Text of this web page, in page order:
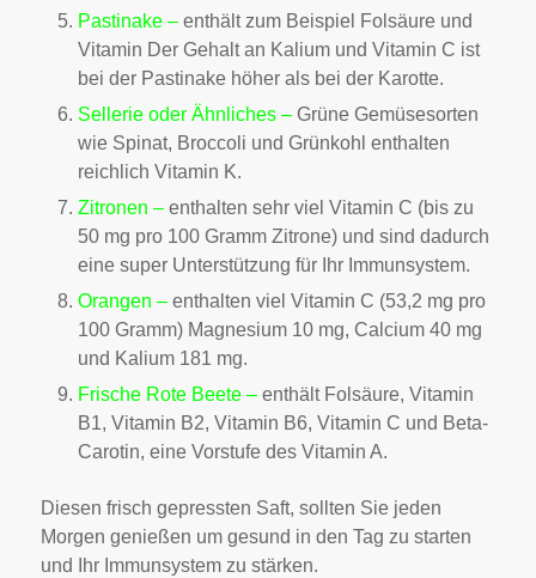
Pastinake – enthält zum Beispiel Folsäure und
Vitamin Der Gehalt an Kalium und Vitamin C ist
bei der Pastinake höher als bei der Karotte.
Sellerie oder Ähnliches – Grüne Gemüsesorten
wie Spinat, Broccoli und Grünkohl enthalten
reichlich Vitamin K.
Zitronen – enthalten sehr viel Vitamin C (bis zu
50 mg pro 100 Gramm Zitrone) und sind dadurch
eine super Unterstützung für Ihr Immunsystem.
Orangen – enthalten viel Vitamin C (53,2 mg pro
100 Gramm) Magnesium 10 mg, Calcium 40 mg
und Kalium 181 mg.
Frische Rote Beete – enthält Folsäure, Vitamin
B1, Vitamin B2, Vitamin B6, Vitamin C und Beta-
Carotin, eine Vorstufe des Vitamin A.
Diesen frisch gepressten Saft, sollten Sie jeden
Morgen genießen um gesund in den Tag zu starten
und Ihr Immunsystem zu stärken.